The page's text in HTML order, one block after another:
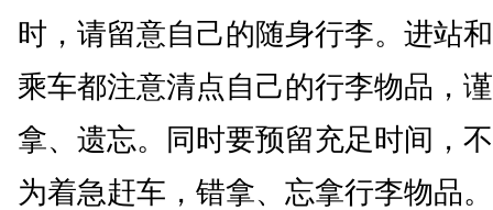
时，请留意自己的随身行李。进站
乘车都注意清点自己的行李物品，
拿、遗忘。同时要预留充足时间，
为着急赶车，错拿、忘拿行李物品